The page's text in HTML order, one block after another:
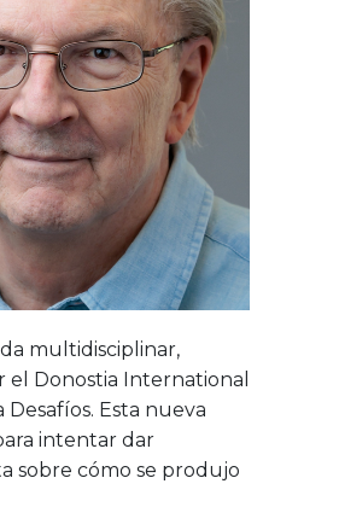
multidisciplinar,
el Donostia International
Esta nueva
intentar dar
sobre cómo se produjo